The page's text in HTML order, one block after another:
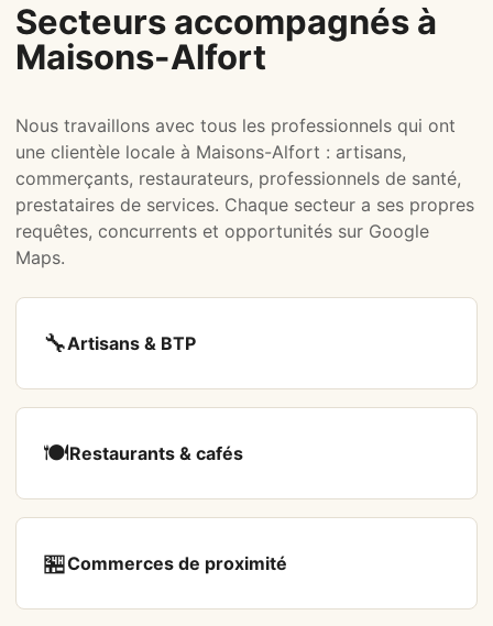
Secteurs accompagnés à
Maisons-Alfort
Nous travaillons avec tous les professionnels qui ont
une clientèle locale à Maisons-Alfort : artisans,
commerçants, restaurateurs, professionnels de santé,
prestataires de services. Chaque secteur a ses propres
requêtes, concurrents et opportunités sur Google
Maps.
🔧Artisans & BTP
🍽️Restaurants & cafés
🏪Commerces de proximité